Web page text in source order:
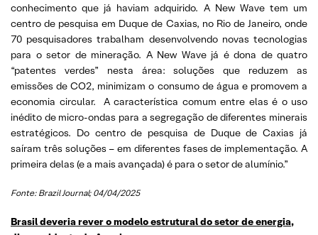
conhecimento que já haviam adquirido. A New Wave tem um
centro de pesquisa em Duque de Caxias, no Rio de Janeiro, onde
70 pesquisadores trabalham desenvolvendo novas tecnologias
para o setor de mineração. A New Wave já é dona de quatro
“patentes verdes” nesta área: soluções que reduzem as
emissões de CO2, minimizam o consumo de água e promovem a
economia circular. A característica comum entre elas é o uso
inédito de micro-ondas para a segregação de diferentes minerais
estratégicos. Do centro de pesquisa de Duque de Caxias já
saíram três soluções – em diferentes fases de implementação. A
primeira delas (e a mais avançada) é para o setor de alumínio.”
Fonte: Brazil Journal; 04/04/2025
Brasil deveria rever o modelo estrutural do setor de energia,